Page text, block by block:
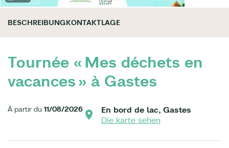
BESCHREIBUNGKONTAKTLAGE
Tournée « Mes déchets en
vacances » à Gastes
À partir du 11/08/2026
En bord de lac, Gastes
Die karte sehen